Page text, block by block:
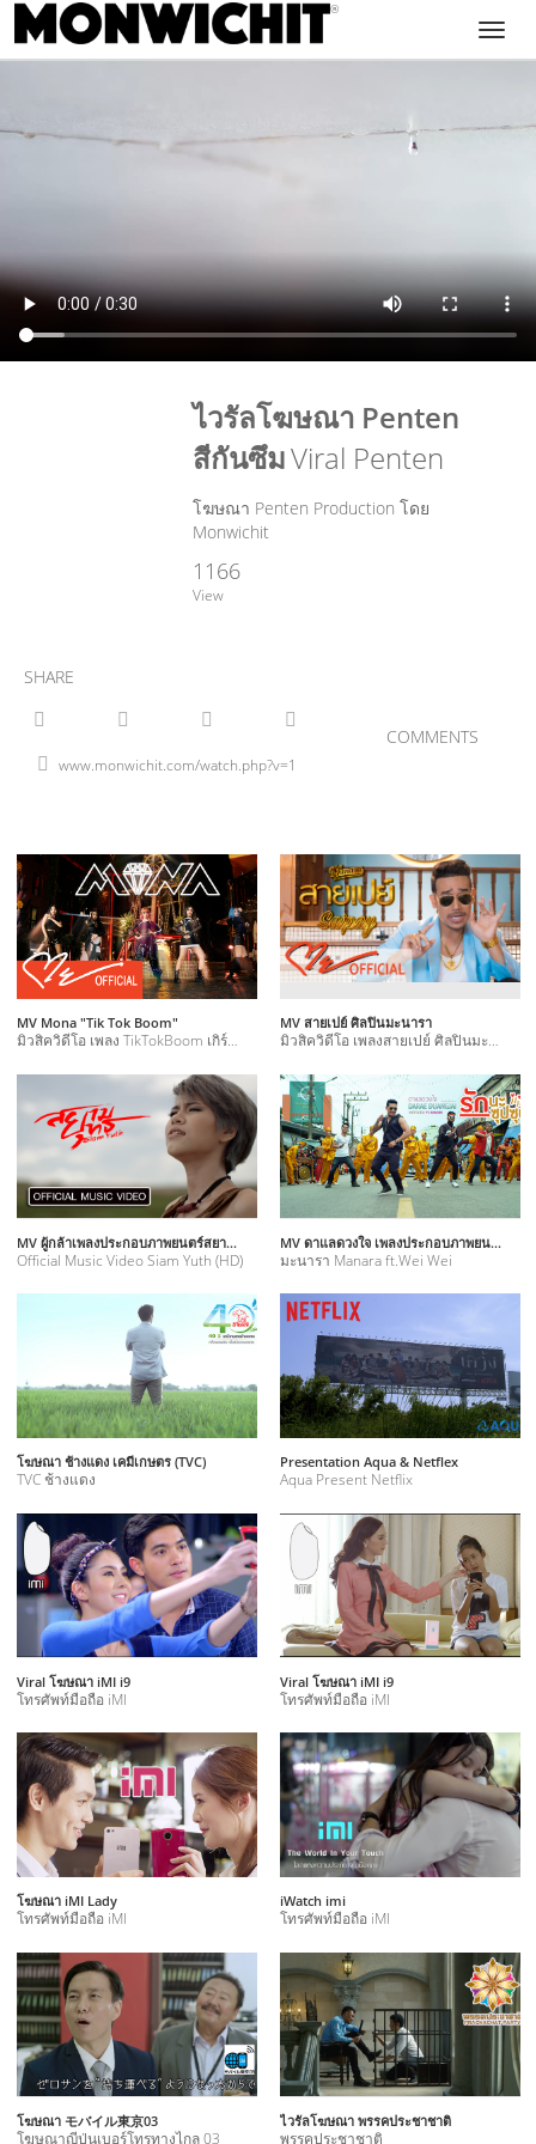
ไวรัลโฆษณา Penten
สีกันซึมViral Penten
โฆษณา Penten Production โดย
Monwichit
1166
View
SHARE
COMMENTS
MV Mona "Tik Tok Boom"
มิวสิควิดีโอ เพลง TikTokBoom เกิร์ลกรุ๊ปวง Mona
MV สายเปย์ ศิลปินมะนารา
มิวสิควิดีโอ เพลงสายเปย์ ศิลปินมะนารา
MV ผู้กล้าเพลงประกอบภาพยนตร์สยามยุทธ
Official Music Video Siam Yuth (HD)
MV ดาแลดวงใจ เพลงประกอบภาพยนตร์รักนะซุปซุป
มะนารา Manara ft.​Wei Wei
โฆษณา ช้างแดง เคมีเกษตร (TVC)
TVC ช้างแดง
Presentation Aqua & Netflex
Aqua Present Netflix
Viral โฆษณา iMI i9
โทรศัพท์มือถือ iMI
Viral โฆษณา iMI i9
โทรศัพท์มือถือ iMI
โฆษณา iMI Lady
โทรศัพท์มือถือ iMI
iWatch imi
โทรศัพท์มือถือ iMI
โฆษณา モバイル東京03
โฆษณาญีปุ่นเบอร์โทรทางไกล 03
ไวรัลโฆษณา พรรคประชาชาติ
พรรคประชาชาติ